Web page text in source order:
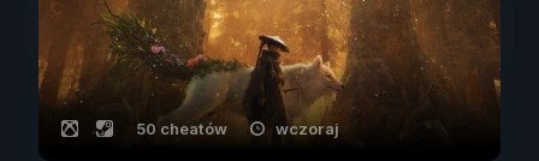
50 cheatów wczoraj